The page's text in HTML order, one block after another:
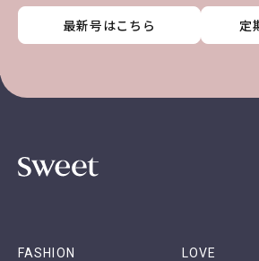
最新号はこちら 定
最新号はこちら 定
最新号はこちら 定
最新号はこちら 定
FASHION LOVE